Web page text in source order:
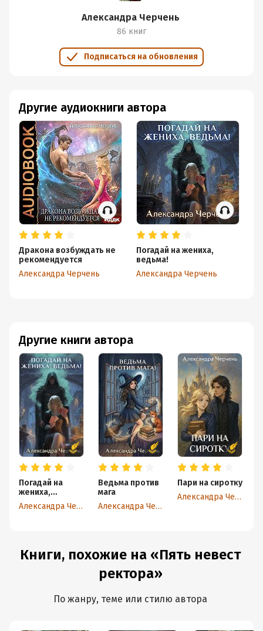
Александра Черчень
86 книг
Подписаться на обновления
Другие книги автора
Погадай на
жениха,
ведьма!
Александра Черчень
Ведьма против
мага
Александра Черчень
Пари на сиротку
Александра Черчень
Другие аудиокниги автора
Дракона возбуждать не
рекомендуется
Александра Черчень
Погадай на жениха,
ведьма!
Александра Черчень
Книги, похожие на «Пять невест
ректора»
По жанру, теме или стилю автора